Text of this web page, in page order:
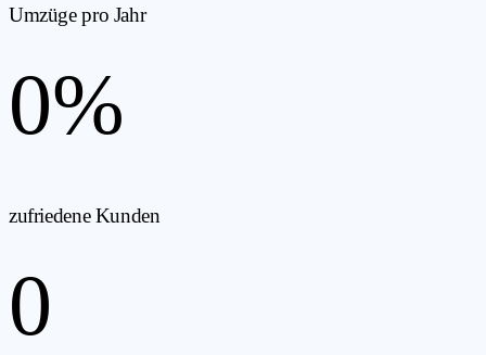
Umzüge pro Jahr
0%
zufriedene Kunden
0